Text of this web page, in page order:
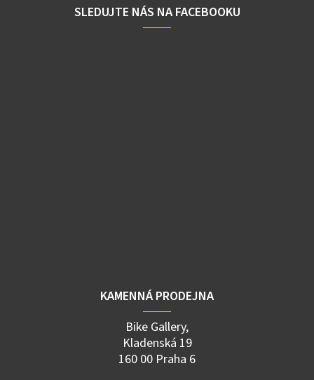
SLEDUJTE NÁS NA FACEBOOKU
KAMENNÁ PRODEJNA
Bike Gallery,
Kladenská 19
160 00 Praha 6